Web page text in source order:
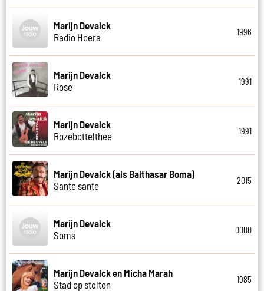
Marijn Devalck
Radio Hoera
1996
Marijn Devalck
Rose
1991
Marijn Devalck
Rozebottelthee
1991
Marijn Devalck (als Balthasar Boma)
Sante sante
2015
Marijn Devalck
Soms
0000
Marijn Devalck en Micha Marah
Stad op stelten
1985